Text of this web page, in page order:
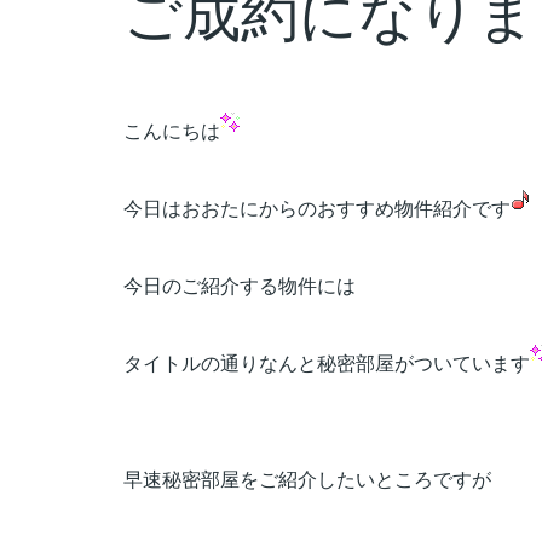
ご成約になり
こんにちは
今日はおおたにからのおすすめ物件紹介です
今日のご紹介する物件には
タイトルの通りなんと秘密部屋がついています
早速秘密部屋をご紹介したいところですが